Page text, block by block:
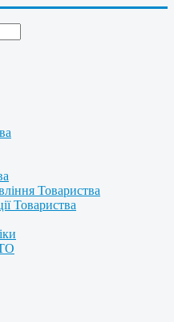
Товариства
Товариства